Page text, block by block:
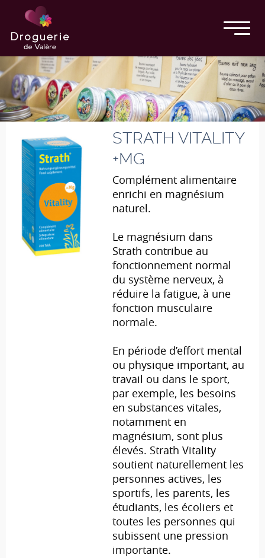
STRATH VITALITY
+MG
Complément alimentaire
enrichi en magnésium
naturel.
Le magnésium dans
Strath contribue au
fonctionnement normal
du système nerveux, à
réduire la fatigue, à une
fonction musculaire
normale.
En période d’effort mental
ou physique important, au
travail ou dans le sport,
par exemple, les besoins
en substances vitales,
notamment en
magnésium, sont plus
élevés. Strath Vitality
soutient naturellement les
personnes actives, les
sportifs, les parents, les
étudiants, les écoliers et
toutes les personnes qui
subissent une pression
importante.